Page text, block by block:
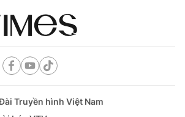
Truyền hình Việt Nam